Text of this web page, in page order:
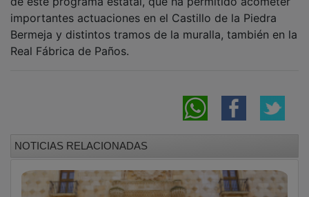
importantes actuaciones en el Castillo de la Piedra
Bermeja y distintos tramos de la muralla, también en la
Real Fábrica de Paños.